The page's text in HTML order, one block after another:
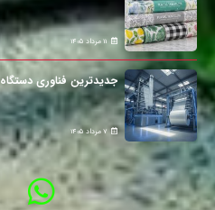
11 مرداد 1405
جدیدترین فناوری
7 مرداد 1405